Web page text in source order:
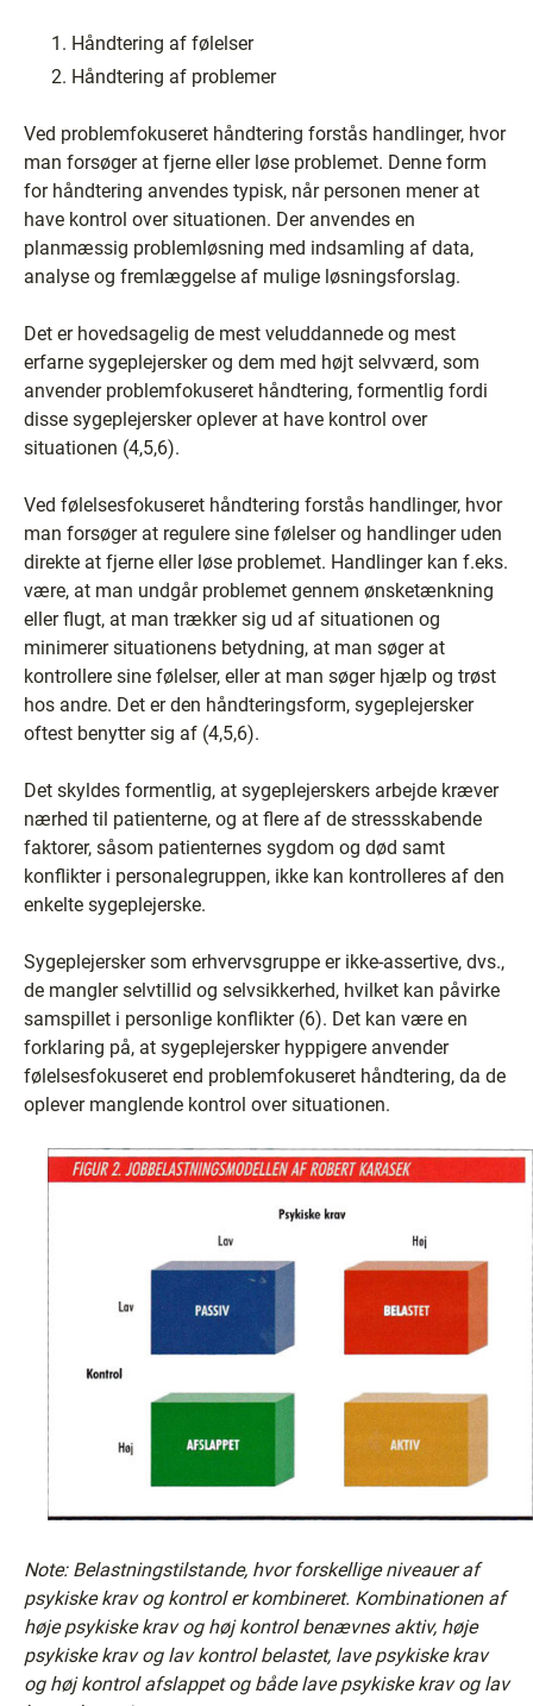
Håndtering af følelser
Håndtering af problemer
Ved problemfokuseret håndtering forstås handlinger, hvor
man forsøger at fjerne eller løse problemet. Denne form
for håndtering anvendes typisk, når personen mener at
have kontrol over situationen. Der anvendes en
planmæssig problemløsning med indsamling af data,
analyse og fremlæggelse af mulige løsningsforslag.
Det er hovedsagelig de mest veluddannede og mest
erfarne sygeplejersker og dem med højt selvværd, som
anvender problemfokuseret håndtering, formentlig fordi
disse sygeplejersker oplever at have kontrol over
situationen (4,5,6).
Ved følelsesfokuseret håndtering forstås handlinger, hvor
man forsøger at regulere sine følelser og handlinger uden
direkte at fjerne eller løse problemet. Handlinger kan f.eks.
være, at man undgår problemet gennem ønsketænkning
eller flugt, at man trækker sig ud af situationen og
minimerer situationens betydning, at man søger at
kontrollere sine følelser, eller at man søger hjælp og trøst
hos andre. Det er den håndteringsform, sygeplejersker
oftest benytter sig af (4,5,6).
Det skyldes formentlig, at sygeplejerskers arbejde kræver
nærhed til patienterne, og at flere af de stressskabende
faktorer, såsom patienternes sygdom og død samt
konflikter i personalegruppen, ikke kan kontrolleres af den
enkelte sygeplejerske.
Sygeplejersker som erhvervsgruppe er ikke-assertive, dvs.,
de mangler selvtillid og selvsikkerhed, hvilket kan påvirke
samspillet i personlige konflikter (6). Det kan være en
forklaring på, at sygeplejersker hyppigere anvender
følelsesfokuseret end problemfokuseret håndtering, da de
oplever manglende kontrol over situationen.
Note: Belastningstilstande, hvor forskellige niveauer af
psykiske krav og kontrol er kombineret. Kombinationen af
høje psykiske krav og høj kontrol benævnes aktiv, høje
psykiske krav og lav kontrol belastet, lave psykiske krav
og høj kontrol afslappet og både lave psykiske krav og lav